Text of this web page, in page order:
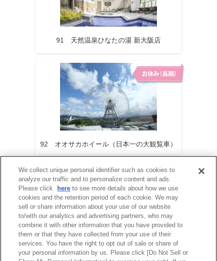
91 天然温泉ひなたの湯 新大阪店
92 オオサカホイール（日本一の大観覧車）
We collect unique personal identifier such as cookies to
analyze our traffic and to personalize content and ads.
Please click
here to see more details about how we use
cookies and the retention period of each cookie. We may
sell or share information about your use of our website
to/with our analytics and advertising partners, who may
combine it with other information that you have provided to
them or that they have collected from your use of their
services. You have the right to opt out of sale or share of
your personal information by us. Please click [Do Not Sell or